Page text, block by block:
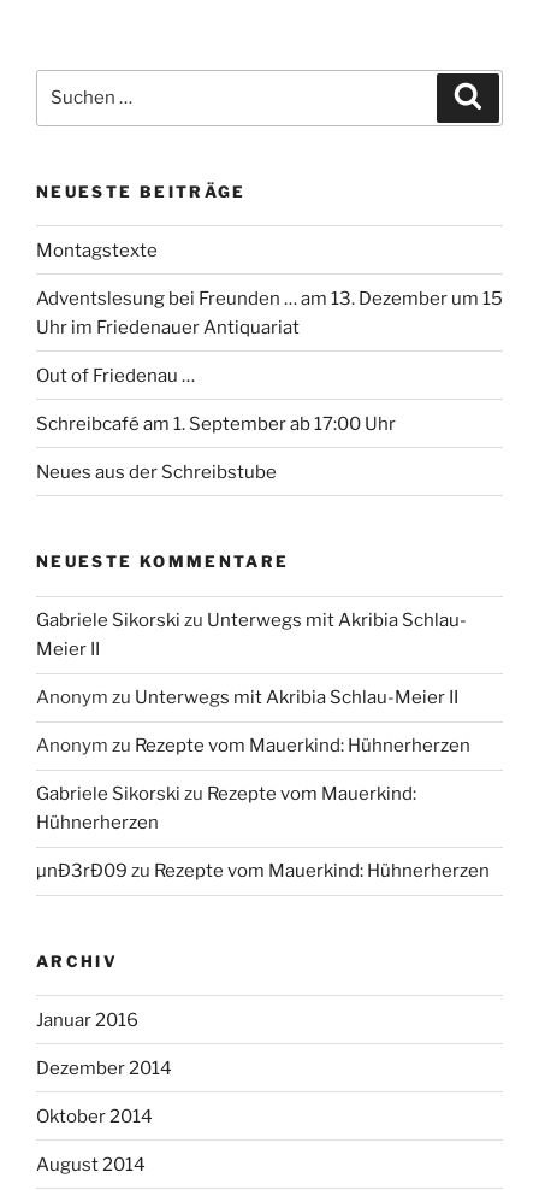
nach:
NEUESTE BEITRÄGE
Montagstexte
Adventslesung bei Freunden … am 13. Dezember um 15
Uhr im Friedenauer Antiquariat
Out of Friedenau …
Schreibcafé am 1. September ab 17:00 Uhr
Neues aus der Schreibstube
NEUESTE KOMMENTARE
Gabriele Sikorski zu Unterwegs mit Akribia Schlau-
Meier II
Anonym zu Unterwegs mit Akribia Schlau-Meier II
Anonym zu Rezepte vom Mauerkind: Hühnerherzen
Gabriele Sikorski zu Rezepte vom Mauerkind:
Hühnerherzen
µnÐ3rÐ09 zu Rezepte vom Mauerkind: Hühnerherzen
ARCHIV
Januar 2016
Dezember 2014
Oktober 2014
August 2014